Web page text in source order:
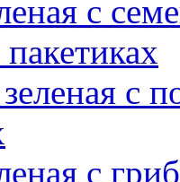
с
с
с